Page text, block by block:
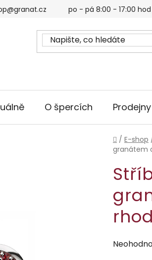
po - pá 8:00 - 17:00 hod
O špercích Prodejny
Domů
/ E-shop
granátem
Průměrné